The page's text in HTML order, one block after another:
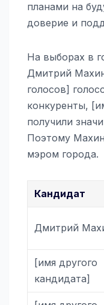
планами на
доверие и
На выборах в
Дмитрий
голосов]
конкуренты,
получили
Поэтому
мэром города.
Кандидат
Дмитрий
[имя другого
кандидата]